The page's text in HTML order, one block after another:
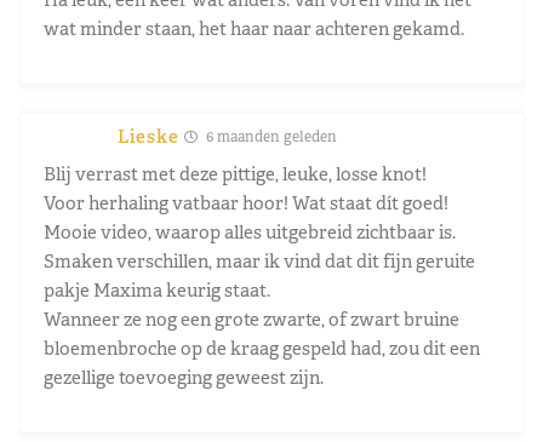
wat minder staan, het haar naar achteren gekamd.
Lieske 6 maanden geleden
Blij verrast met deze pittige, leuke, losse knot!
Voor herhaling vatbaar hoor! Wat staat dít goed!
Mooie video, waarop alles uitgebreid zichtbaar is.
Smaken verschillen, maar ik vind dat dit fijn geruite
pakje Maxima keurig staat.
Wanneer ze nog een grote zwarte, of zwart bruine
bloemenbroche op de kraag gespeld had, zou dit een
gezellige toevoeging geweest zijn.